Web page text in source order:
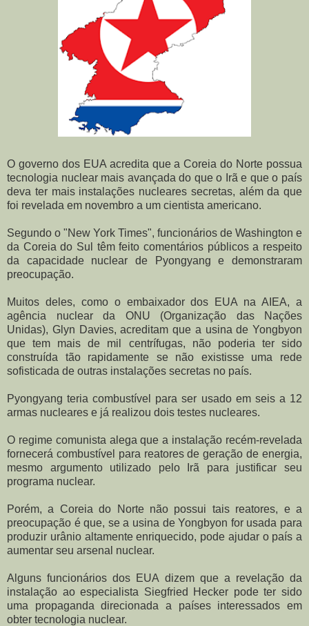
O governo dos EUA acredita que a Coreia do Norte possua
tecnologia nuclear mais avançada do que o Irã e que o país
deva ter mais instalações nucleares secretas, além da que
foi revelada em novembro a um cientista americano.
Segundo o "New York Times", funcionários de Washington e
da Coreia do Sul têm feito comentários públicos a respeito
da capacidade nuclear de Pyongyang e demonstraram
preocupação.
Muitos deles, como o embaixador dos EUA na AIEA, a
agência nuclear da ONU (Organização das Nações
Unidas), Glyn Davies, acreditam que a usina de Yongbyon
que tem mais de mil centrífugas, não poderia ter sido
construída tão rapidamente se não existisse uma rede
sofisticada de outras instalações secretas no país.
Pyongyang teria combustível para ser usado em seis a 12
armas nucleares e já realizou dois testes nucleares.
O regime comunista alega que a instalação recém-revelada
fornecerá combustível para reatores de geração de energia,
mesmo argumento utilizado pelo Irã para justificar seu
programa nuclear.
Porém, a Coreia do Norte não possui tais reatores, e a
preocupação é que, se a usina de Yongbyon for usada para
produzir urânio altamente enriquecido, pode ajudar o país a
aumentar seu arsenal nuclear.
Alguns funcionários dos EUA dizem que a revelação da
instalação ao especialista Siegfried Hecker pode ter sido
uma propaganda direcionada a países interessados em
obter tecnologia nuclear.